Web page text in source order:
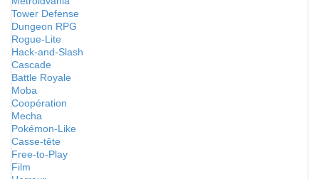
Tower Defense
Dungeon RPG
Rogue-Lite
Hack-and-Slash
Cascade
Battle Royale
Moba
Coopération
Mecha
Pokémon-Like
Casse-tête
Free-to-Play
Film